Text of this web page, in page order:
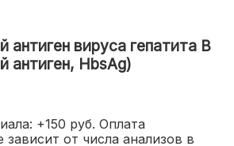
антиген вируса гепатита В
антиген, HbsAg)
+150 руб. Оплата
зависит от числа анализов в